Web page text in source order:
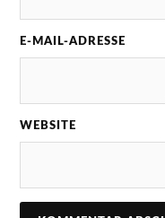
E-MAIL-ADRESSE
WEBSITE